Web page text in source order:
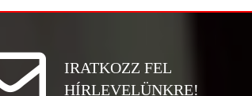
IRATKOZZ FEL
HÍRLEVELÜNKRE!